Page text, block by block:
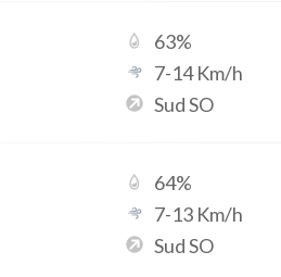
63%
7-14Km/h
Sud SO
64%
7-13 Km/h
Sud SO